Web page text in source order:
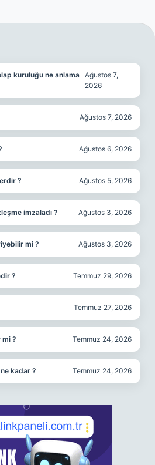
kuruluğu ne anlama Ağustos 7,
2026
Ağustos 7, 2026
Ağustos 6, 2026
? Ağustos 5, 2026
imzaladı ? Ağustos 3, 2026
mi ? Ağustos 3, 2026
? Temmuz 29, 2026
Temmuz 27, 2026
mi ? Temmuz 24, 2026
kadar ? Temmuz 24, 2026